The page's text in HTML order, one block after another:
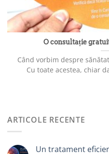
O consultație
Când vorbim despre
Cu toate acestea, chiar
ARTICOLE RECENTE
Un tratament